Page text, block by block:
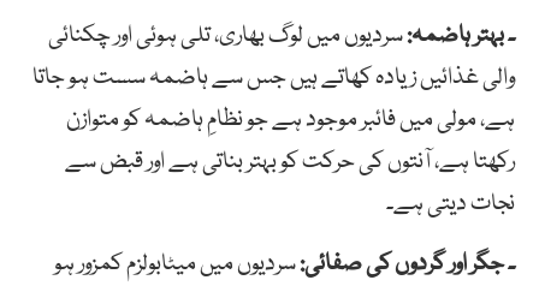
۔ بہتر ہاضمہ:سردیوں میں لوگ بھاری، تلی ہوئی اور چکنائی
والی غذائیں زیادہ کھاتے ہیں جس سے ہاضمہ سست ہو جاتا
ہے، مولی میں فائبر موجود ہے جو نظامِ ہاضمہ کو متوازن
رکھتا ہے، آنتوں کی حرکت کو بہتر بناتی ہے اور قبض سے
نجات دیتی ہے۔
۔ جگر اور گردوں کی صفائی:سردیوں میں میٹابولزم کمزور ہو